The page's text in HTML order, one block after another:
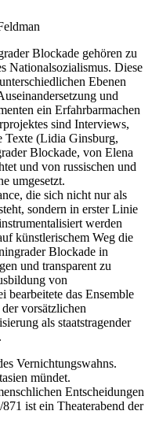
Blockade gehören zu
Nationalsozialismus. Diese
Ebenen
und
ein Erfahrbarmachen
sind Interviews,
Texte (Lidia Ginsburg,
Blockade, von Elena
und von russischen und
umgesetzt.
die sich nicht nur als
sondern in erster Linie
werden
künstlerischem Weg die
Blockade in
und transparent zu
von
bearbeitete das Ensemble
vorsätzlichen
als staatstragender
Vernichtungswahns.
mündet.
Entscheidungen
ist ein Theaterabend der